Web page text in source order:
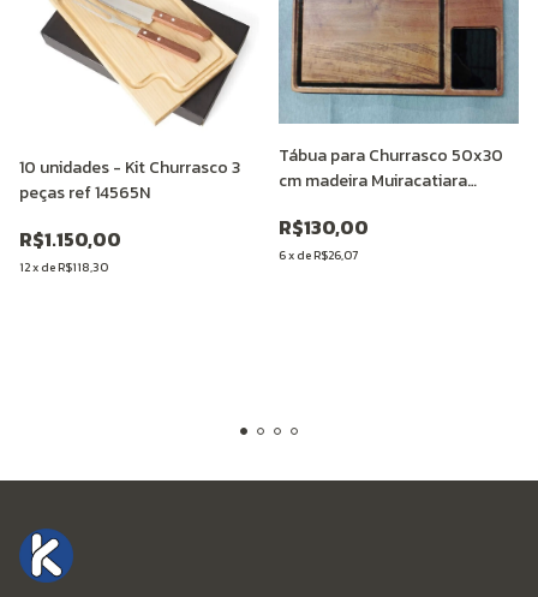
10 unidades - Kit Churrasco 3
peças ref 14565N
R$1.150,00
12x deR$118,30
Tábua para Churrasco 50x30
cm madeira Muiracatiara
R$130,00
6x deR$26,07